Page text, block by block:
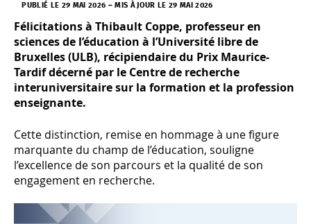
PUBLIÉ LE 29 MAI 2026 – MIS À JOUR LE 29 MAI 2026
Félicitations à Thibault Coppe, professeur en
sciences de l’éducation à l’Université libre de
Bruxelles (ULB), récipiendaire du Prix Maurice-
Tardif décerné par le Centre de recherche
interuniversitaire sur la formation et la profession
enseignante.
Cette distinction, remise en hommage à une figure
marquante du champ de l’éducation, souligne
l’excellence de son parcours et la qualité de son
engagement en recherche.